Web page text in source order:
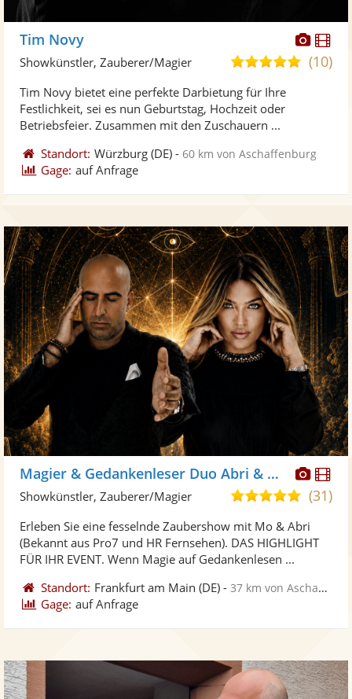
Tim Novy
5,0(10)
Showkünstler, Zauberer/Magier
Tim Novy bietet eine perfekte Darbietung für Ihre
Festlichkeit, sei es nun Geburtstag, Hochzeit oder
Betriebsfeier. Zusammen mit den Zuschauern ...
Standort: Würzburg (DE) -60 km von Aschaffenburg
Gage: auf Anfrage
Magier & Gedankenleser Duo Abri & Mo
5,0
5
(31)
Showkünstler, Zauberer/Magier
Erleben Sie eine fesselnde Zaubershow mit Mo & Abri
(Bekannt aus Pro7 und HR Fernsehen). DAS HIGHLIGHT
FÜR IHR EVENT. Wenn Magie auf Gedankenlesen ...
Standort: Frankfurt am Main (DE) -37 km von Aschaffenburg
Gage: auf Anfrage